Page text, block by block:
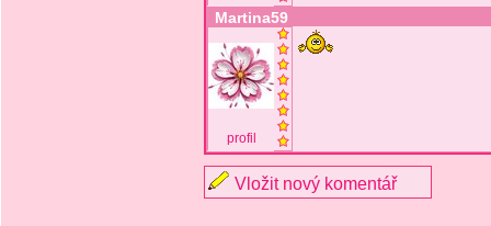
Martina59
profil
Vložit nový komentář